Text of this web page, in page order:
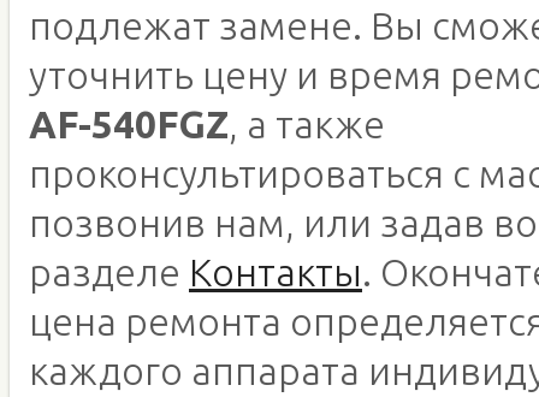
подлежат замене. Вы
уточнить цену и время
AF-540FGZ, а также
проконсультироваться с
позвонив нам, или задав
разделе Контакты.
цена ремонта
каждого аппарата